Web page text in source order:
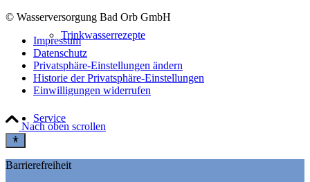
Trinkwasserrezepte
Service
© Wasserversorgung Bad Orb GmbH
Impressum
Datenschutz
Privatsphäre-Einstellungen ändern
Historie der Privatsphäre-Einstellungen
Einwilligungen widerrufen
Nach oben scrollen
Barrierefreiheit